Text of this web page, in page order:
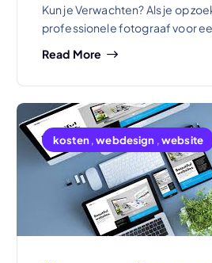
Kun je Verwachten? Als je op
professionele fotograaf voor
Read More
kosten,webdesign ,website